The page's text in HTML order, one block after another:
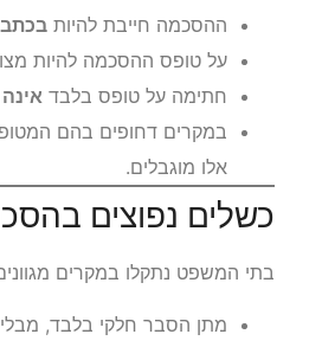
ההסכמה חייבת להיות בכתב
על טופס ההסכמה להיות
חתימה על טופס בלבד
במקרים דחופים בהם
אלו מוגבלים.
כשלים נפוצים
בתי המשפט נתקלו במקרים
מתן הסבר חלקי בלבד, מבלי